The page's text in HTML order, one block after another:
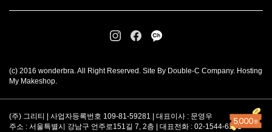
(c) 2016 wonderbra. All Right Reserved. Site By Double-C Company. Hosting
My Makeshop.
(주) 그리티 | 사업자등록번호 109-81-59281 | 대표이사 : 문영우
주소 : 서울특별시 강남구 언주로151길 7, 2층 | 대표전화 : 02-1544-6101